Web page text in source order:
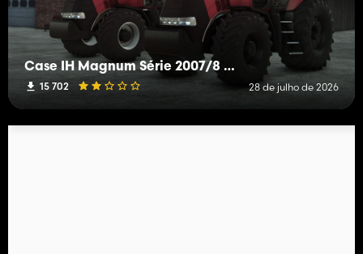
Case IH Magnum Série 2007/8 (edição ferrugem)
15 702 28 de julho de 2026